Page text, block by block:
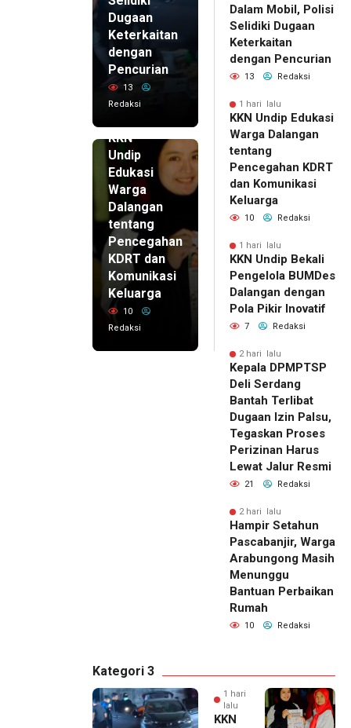
Dugaan
Keterkaitan
dengan
Pencurian
13
Redaksi
KKN
Undip
Edukasi
Warga
Dalangan
tentang
Pencegahan
KDRT dan
Komunikasi
Keluarga
10
Redaksi
Dalam Mobil, Polisi
Selidiki Dugaan
Keterkaitan
dengan Pencurian
13 Redaksi
1 hari lalu
KKN Undip Edukasi
Warga Dalangan
tentang
Pencegahan KDRT
dan Komunikasi
Keluarga
10 Redaksi
1 hari lalu
KKN Undip Bekali
Pengelola BUMDes
Dalangan dengan
Pola Pikir Inovatif
7 Redaksi
2 hari lalu
Kepala DPMPTSP
Deli Serdang
Bantah Terlibat
Dugaan Izin Palsu,
Tegaskan Proses
Perizinan Harus
Lewat Jalur Resmi
21 Redaksi
2 hari lalu
Hampir Setahun
Pascabanjir, Warga
Arabungong Masih
Menunggu
Bantuan Perbaikan
Rumah
10 Redaksi
Kategori 3
1 hari
lalu
KKN